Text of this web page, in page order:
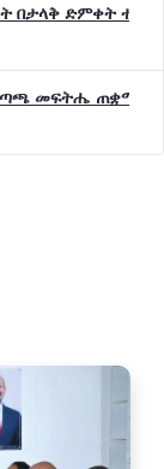
በታላቅ ድምቀት
መፍትሔ ጠቋሚ